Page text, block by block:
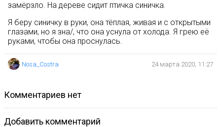
замёрзло. На дереве сидит птичка синичка.
Я беру синичку в руки, она тёплая, живая и с открытыми
глазами, но я зна/, что она уснула от холода. Я грею её
руками, чтобы она проснулась.
Nosa_Costra 24 марта 2020, 11:27
комментариев нет
Добавить комментарий